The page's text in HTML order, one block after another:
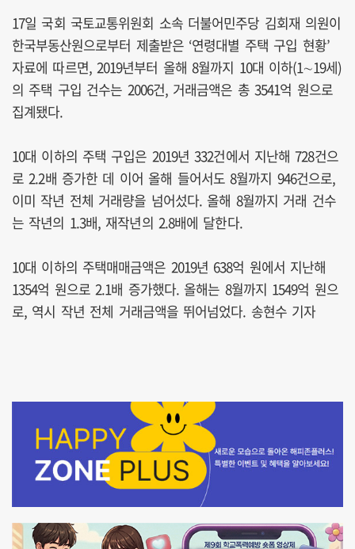
17일 국회 국토교통위원회 소속 더불어민주당 김회재 의원이
한국부동산원으로부터 제출받은 ‘연령대별 주택 구입 현황’
자료에 따르면, 2019년부터 올해 8월까지 10대 이하(1∼19세)
의 주택 구입 건수는 2006건, 거래금액은 총 3541억 원으로
집계됐다.
10대 이하의 주택 구입은 2019년 332건에서 지난해 728건으
로 2.2배 증가한 데 이어 올해 들어서도 8월까지 946건으로,
이미 작년 전체 거래량을 넘어섰다. 올해 8월까지 거래 건수
는 작년의 1.3배, 재작년의 2.8배에 달한다.
10대 이하의 주택매매금액은 2019년 638억 원에서 지난해
1354억 원으로 2.1배 증가했다. 올해는 8월까지 1549억 원으
로, 역시 작년 전체 거래금액을 뛰어넘었다. 송현수 기자